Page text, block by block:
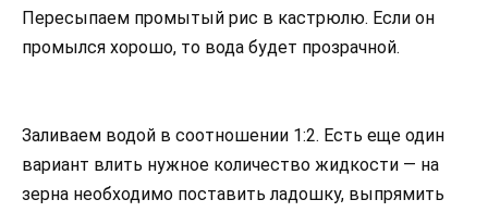
Пересыпаем промытый рис в кастрюлю. Если он
промылся хорошо, то вода будет прозрачной.
Заливаем водой в соотношении 1:2. Есть еще один
вариант влить нужное количество жидкости — на
зерна необходимо поставить ладошку, выпрямить